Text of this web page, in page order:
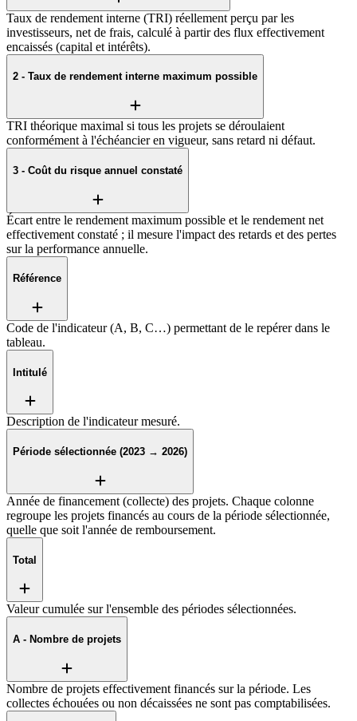
Taux de rendement interne (TRI) réellement perçu par les
investisseurs, net de frais, calculé à partir des flux effectivement
encaissés (capital et intérêts).
2 - Taux de rendement interne maximum possible
TRI théorique maximal si tous les projets se déroulaient
conformément à l'échéancier en vigueur, sans retard ni défaut.
3 - Coût du risque annuel constaté
Écart entre le rendement maximum possible et le rendement net
effectivement constaté ; il mesure l'impact des retards et des pertes
sur la performance annuelle.
Référence
Code de l'indicateur (A, B, C…) permettant de le repérer dans le
tableau.
Intitulé
Description de l'indicateur mesuré.
Période sélectionnée (2023 → 2026)
Année de financement (collecte) des projets. Chaque colonne
regroupe les projets financés au cours de la période sélectionnée,
quelle que soit l'année de remboursement.
Total
Valeur cumulée sur l'ensemble des périodes sélectionnées.
A - Nombre de projets
Nombre de projets effectivement financés sur la période. Les
collectes échouées ou non décaissées ne sont pas comptabilisées.